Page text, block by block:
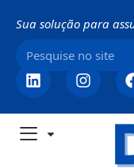
Sua solução para